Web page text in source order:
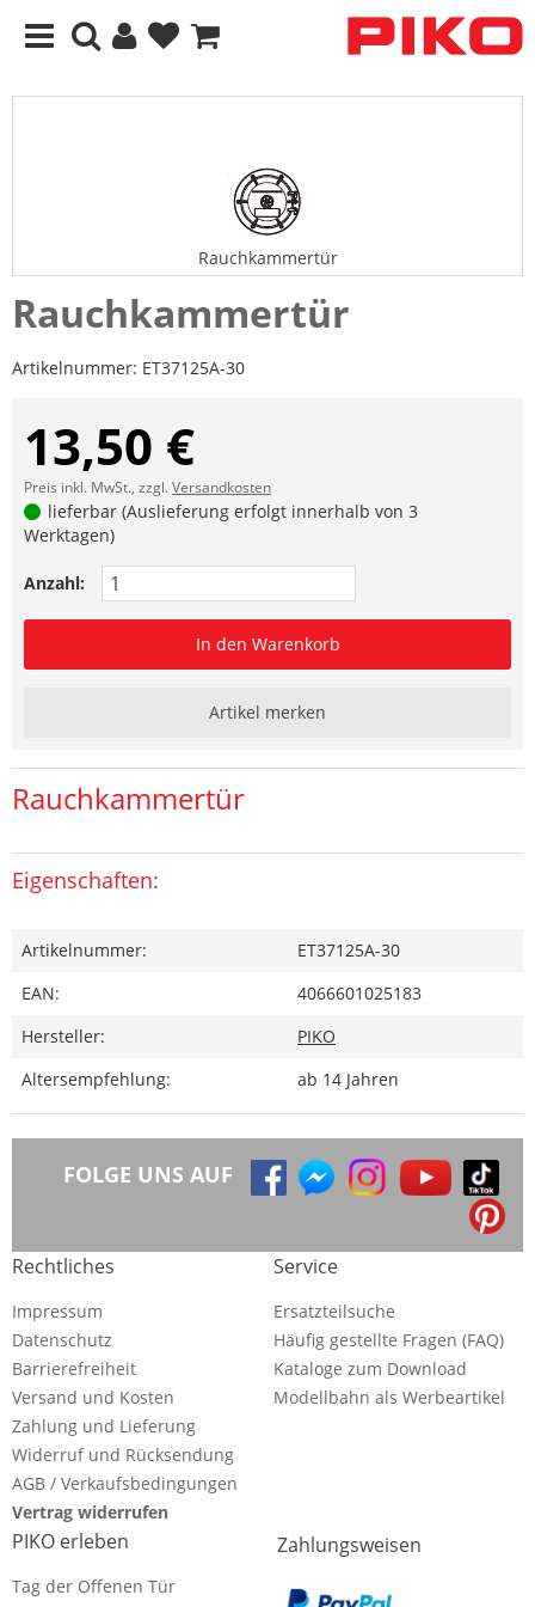
Rauchkammertür
Rauchkammertür
Artikelnummer: ET37125A-30
13,50 €
Preis inkl. MwSt., zzgl.Versandkosten
lieferbar (Auslieferung erfolgt innerhalb von 3
Werktagen)
Anzahl:
In den Warenkorb
Artikel merken
Rauchkammertür
Eigenschaften:
Artikelnummer:
ET37125A-30
EAN:
4066601025183
Hersteller:
PIKO
Altersempfehlung:
ab 14 Jahren
FOLGE UNS AUF
Rechtliches
Impressum
Datenschutz
Barrierefreiheit
Versand und Kosten
Zahlung und Lieferung
Widerruf und Rücksendung
AGB / Verkaufsbedingungen
Vertrag widerrufen
Service
Ersatzteilsuche
Häufig gestellte Fragen (FAQ)
Kataloge zum Download
Modellbahn als Werbeartikel
PIKO erleben
Tag der Offenen Tür
Zahlungsweisen